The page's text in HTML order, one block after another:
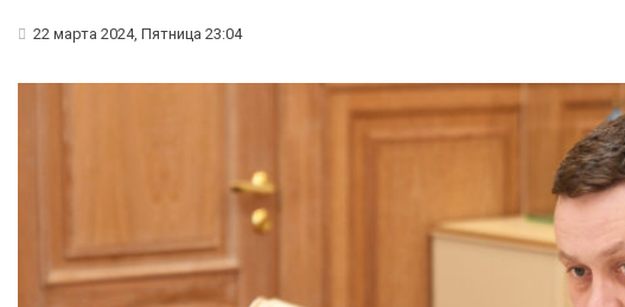
22 марта 2024, Пятница 23:04